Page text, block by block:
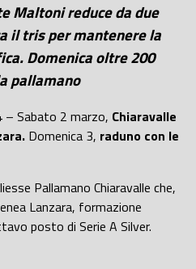
Maltoni reduce da due
il tris per mantenere la
Domenica oltre 200
pallamano
– Sabato 2 marzo, Chiaravalle
Domenica 3, raduno con le
Pallamano Chiaravalle che,
Lanzara, formazione
posto di Serie A Silver.